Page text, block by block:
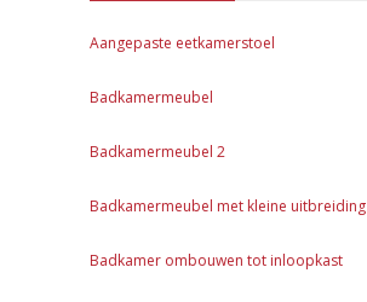
Aangepaste eetkamerstoel
Badkamermeubel
Badkamermeubel 2
Badkamermeubel met kleine uitbreiding
Badkamer ombouwen tot inloopkast